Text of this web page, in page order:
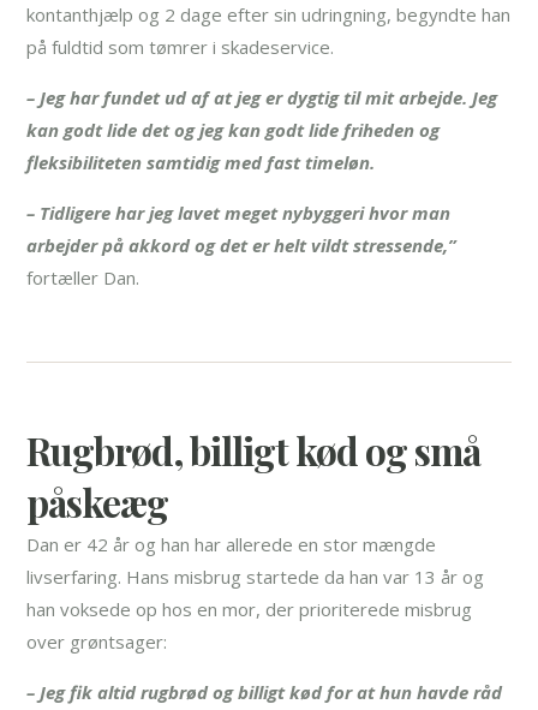
kontanthjælp og 2 dage efter sin udringning, begyndte han
på fuldtid som tømrer i skadeservice.
– Jeg har fundet ud af at jeg er dygtig til mit arbejde. Jeg
kan godt lide det og jeg kan godt lide friheden og
fleksibiliteten samtidig med fast timeløn.
– Tidligere har jeg lavet meget nybyggeri hvor man
arbejder på akkord og det er helt vildt stressende,”
fortæller Dan.
Rugbrød, billigt kød og små
påskeæg
Dan er 42 år og han har allerede en stor mængde
livserfaring. Hans misbrug startede da han var 13 år og
han voksede op hos en mor, der prioriterede misbrug
over grøntsager:
– Jeg fik altid rugbrød og billigt kød for at hun havde råd